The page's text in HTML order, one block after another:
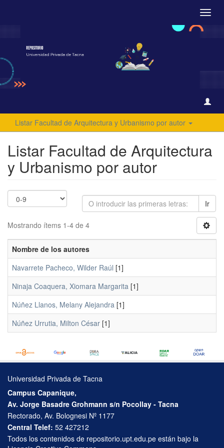
Listar Facultad de Arquitectura y Urbanismo por autor
Listar Facultad de Arquitectura
y Urbanismo por autor
Ir
Mostrando ítems 1-4 de 4
Nombre de los autores
Navarrete Pacheco, Wilder Raúl [1]
Ninaja Coaquera, Xiomara Margarita [1]
Núñez Llanos, Melany Alejandra [1]
Núñez Urrutia, Milton César [1]
Universidad Privada de Tacna
Campus Capanique,
Av. Jorge Basadre Grohmann s/n Pocollay - Tacna
Rectorado, Av. Bolognesi Nº 1177
Central Telef: 52 427212
Todos los contenidos de repositorio.upt.edu.pe están bajo la